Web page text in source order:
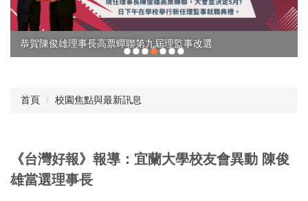
恭賀陳俊雄理事長高票蟬聯第九屆理監事改選
首頁 校園焦點與最新訊息
《台灣好報》報導：宜蘭大學校友會異動 陳俊
雄當選理事長